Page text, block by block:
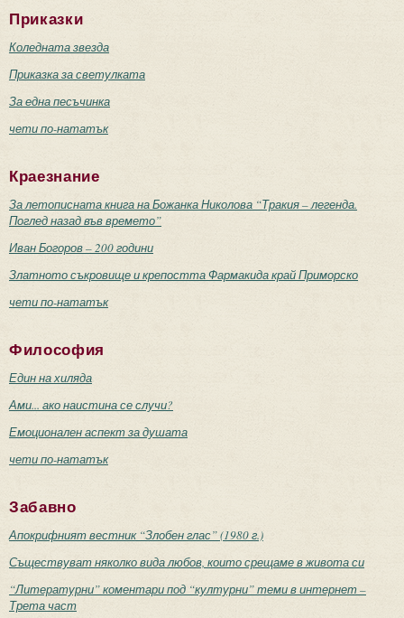
Приказки
Коледната звезда
Приказка за светулката
За една песъчинка
чети по-нататък
Краезнание
За летописната книга на Божанка Николова “Тракия – легенда.
Поглед назад във времето”
Иван Богоров – 200 години
Златното съкровище и крепостта Фармакида край Приморско
чети по-нататък
Философия
Един на хиляда
Ами... ако наистина се случи?
Емоционален аспект за душата
чети по-нататък
Забавно
Апокрифният вестник “Злобен глас” (1980 г.)
Съществуват няколко вида любов, които срещаме в живота си
“Литературни” коментари под “културни” теми в интернет –
Трета част